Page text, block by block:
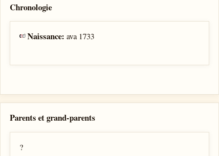
Chronologie
Naissance:ava 1733
Parents et grand-parents
?